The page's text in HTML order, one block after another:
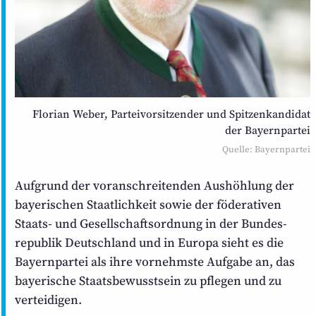
Florian Weber, Partei­vorsitzender und Spitzen­kandidat
der Bayernpartei
Quelle: Bayernpartei
Aufgrund der voranschreitenden Aushöhlung der
bayerischen Staat­lichkeit sowie der föderativen
Staats- und Gesellschafts­ordnung in der Bundes­
republik Deutschland und in Europa sieht es die
Bayernpartei als ihre vornehmste Aufgabe an, das
bayerische Staats­bewusstsein zu pflegen und zu
verteidigen.